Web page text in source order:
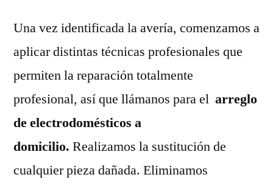
Una vez identificada la avería, comenzamos a
aplicar distintas técnicas profesionales que
permiten la reparación totalmente
profesional, así que llámanos para el arreglo
de electrodomésticos a
domicilio. Realizamos la sustitución de
cualquier pieza dañada. Eliminamos